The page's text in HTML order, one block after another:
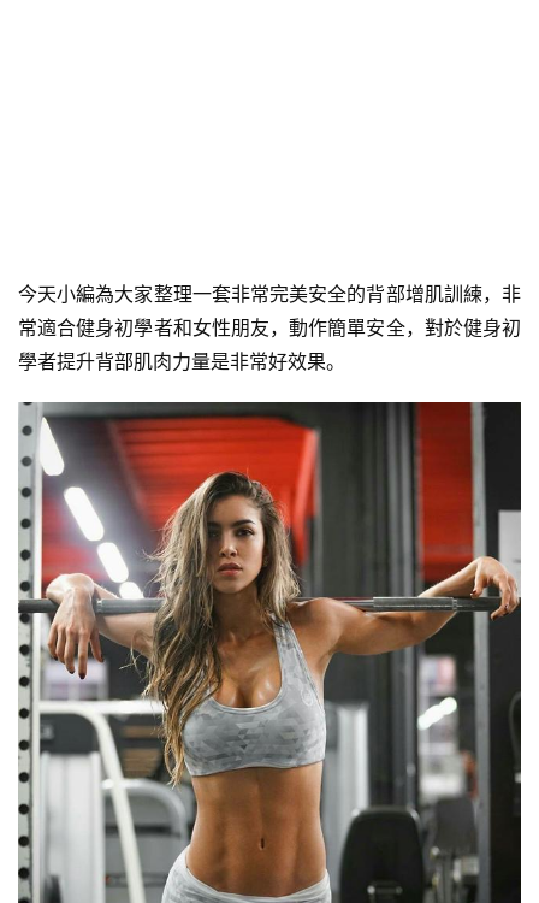
減
脂
計
劃
有
氧
運
動
訓
練
今天小編為大家整理一套非常完美安全的背部增肌訓練，非
常適合健身初學者和女性朋友，動作簡單安全，對於健身初
學者提升背部肌肉力量是非常好效果。